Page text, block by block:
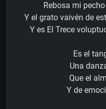
Rebosa mi
Y el grato vaivén de
Y es El Trece
Es el
Una
Que el
Y de